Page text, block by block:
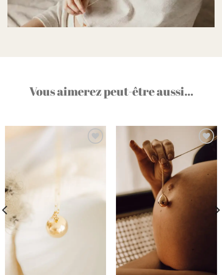
Vous aimerez peut-être aussi...
Ajouter
à la liste
d’envies